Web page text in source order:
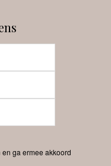
ga ermee akkoord